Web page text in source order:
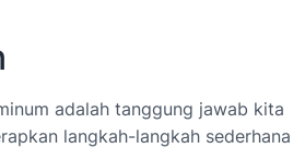
adalah tanggung jawab kita
langkah-langkah sederhana